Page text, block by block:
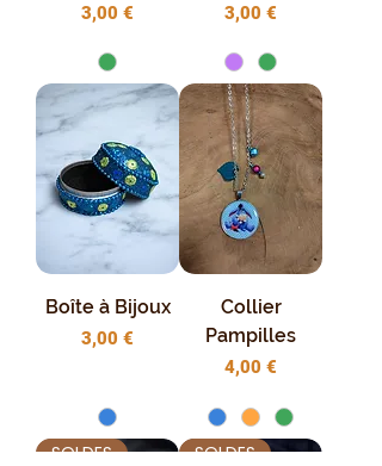
Prix
3,00 € Prix
3,00 €
Boîte à Bijoux
Prix
3,00 €
Collier
Pampilles
Prix
4,00 €
SOLDES SOLDES